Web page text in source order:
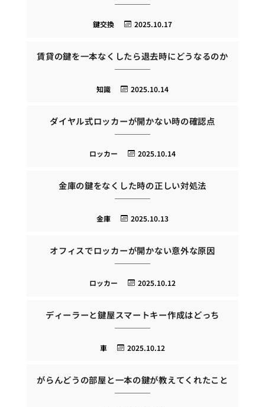
2025.10.17
鍵交換
賃貸の鍵を一本なくしたら退去時にどうなるのか
2025.10.14
知識
ダイヤル式ロッカーが開かない時の確認点
2025.10.14
ロッカー
金庫の鍵をなくした時の正しい対処法
2025.10.13
金庫
オフィスでロッカーが開かない意外な原因
2025.10.12
ロッカー
ディーラーと鍵屋スマートキー作成はどっち
2025.10.12
車
がらんどうの部屋と一本の鍵が教えてくれたこと